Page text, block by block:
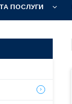
ПОСЛУГИ